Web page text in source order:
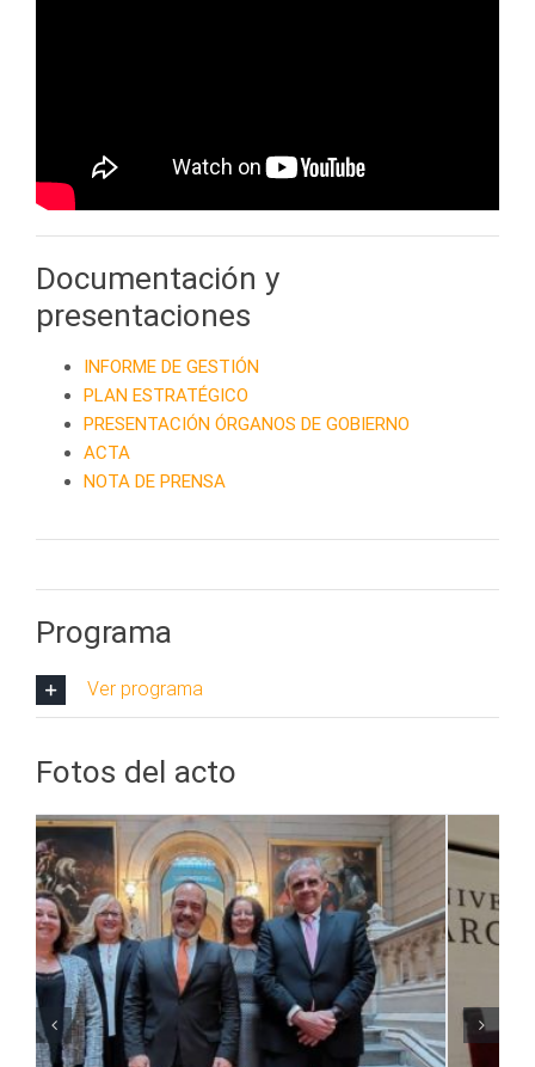
Documentación y
presentaciones
INFORME DE GESTIÓN
PLAN ESTRATÉGICO
PRESENTACIÓN ÓRGANOS DE GOBIERNO
ACTA
NOTA DE PRENSA
Programa
Ver programa
Fotos del acto